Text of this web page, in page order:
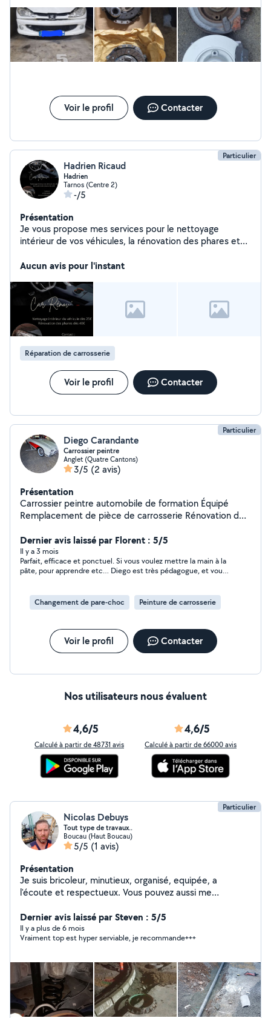
Voir le profil Contacter
Particulier
Hadrien Ricaud
Hadrien
Tarnos (Centre 2)
-/5
Présentation
Je vous propose mes services pour le nettoyage
intérieur de vos véhicules, la rénovation des phares et
Aucun avis pour l'instant
Réparation de carrosserie
Voir le profil Contacter
Particulier
Diego Carandante
Carrossier peintre
Anglet (Quatre Cantons)
3/5 (2 avis)
Présentation
Carrossier peintre automobile de formation Équipé
Remplacement de pièce de carrosserie Rénovation de
peinture Disponible sur anglet
Dernier avis laissé par Florent : 5/5
Il y a 3 mois
Parfait, efficace et ponctuel. Si vous voulez mettre la main à la
pâte, pour apprendre etc… Diego est très pédagogue, et vous
Changement de pare-choc
Peinture de carrosserie
Voir le profil Contacter
Nos utilisateurs nous évaluent
4,6/5
Calculé à partir de 48731 avis
4,6/5
Calculé à partir de 66000 avis
Particulier
Nicolas Debuys
Tout type de travaux..
Boucau (Haut Boucau)
5/5 (1 avis)
Présentation
Je suis bricoleur, minutieux, organisé, equipée, a
l'écoute et respectueux. Vous pouvez aussi me
PS: JE NE FAIT PLUS DE MÉCANIQUE OU
CARROSSERIE. TROP DE CONTRAINTES. MERCI
Dernier avis laissé par Steven : 5/5
Il y a plus de 6 mois
Vraiment top est hyper serviable, je recommande+++